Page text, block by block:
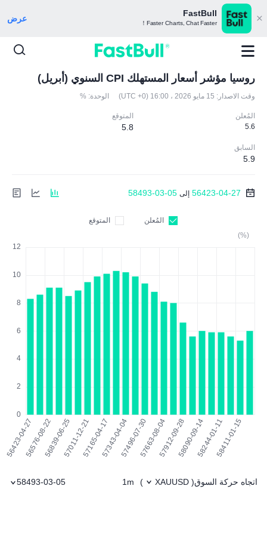
FastBull
Faster Charts, Chat Faster！ عرض
روسيا مؤشر أسعار المستهلك CPI السنوي (أبريل)
وقت الاصدار: 15 مايو 2026 ، 16:00 (UTC +0) الوحدة: %
المُعلن
5.6
المتوقع
5.8
السابق
5.9
56423-04-27 إلى 58493-03-05
المُعلن
المتوقع
(%)
اتجاه حركة السوق(
XAUUSD
)
1m
58493-03-05